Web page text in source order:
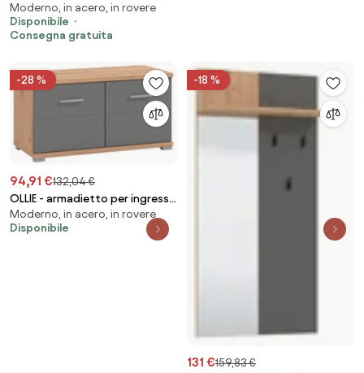
Scarpiera Appendiabiti E
Specchio Rovere Ralph
Moderno, in acero, in rovere
Disponibile
Consegna gratuita
-28 %
94,91 €132,04 €
OLLIE - armadietto per ingresso
con 2 ante
Moderno, in acero, in rovere
Disponibile
-18 %
131 €159,83 €